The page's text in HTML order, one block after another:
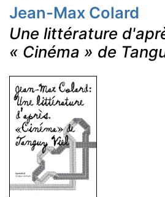
Jean-Max Colard
Une littérature
« Cinéma » de